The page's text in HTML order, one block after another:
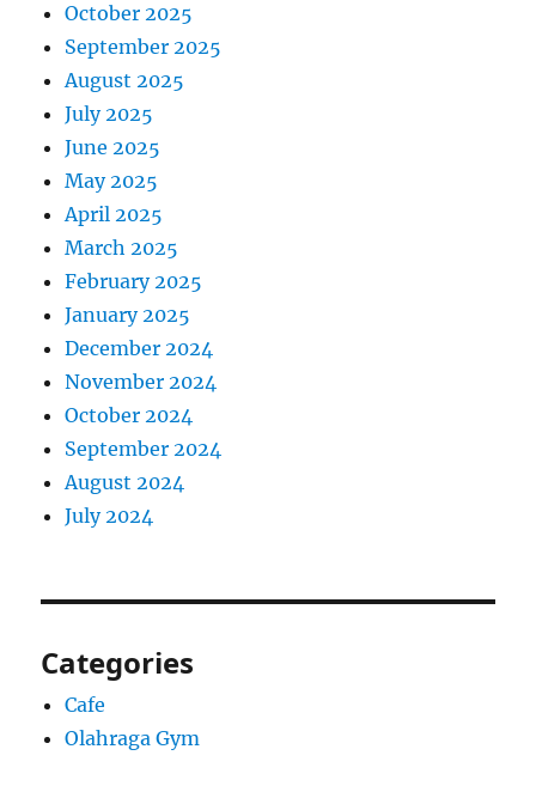
October 2025
September 2025
August 2025
July 2025
June 2025
May 2025
April 2025
March 2025
February 2025
January 2025
December 2024
November 2024
October 2024
September 2024
August 2024
July 2024
Categories
Cafe
Olahraga Gym